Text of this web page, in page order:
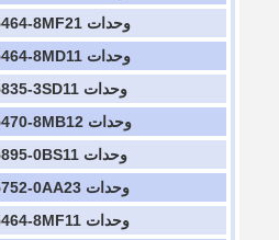
وحدات PLC 6ES5464-8MF21
وحدات PLC 6ES5464-8MD11
وحدات PLC 6ES5835-3SD11
وحدات PLC 6ES5470-8MB12
وحدات PLC 6ES5895-0BS11
وحدات PLC 6ES5752-0AA23
وحدات PLC 6ES5464-8MF11